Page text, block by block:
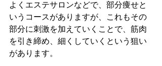
よくエステサロンなどで、部分痩せと
いうコースがありますが、これもその
部分に刺激を加えていくことで、筋肉
を引き締め、細くしていくという狙い
があります。